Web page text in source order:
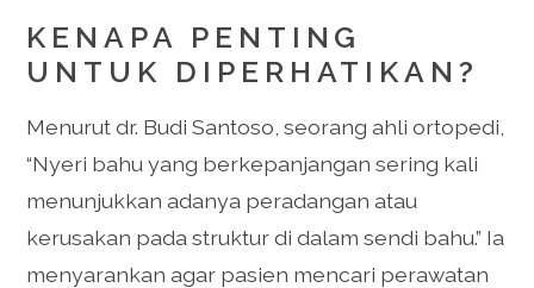
KENAPA PENTING
UNTUK DIPERHATIKAN?
Menurut dr. Budi Santoso, seorang ahli ortopedi,
“Nyeri bahu yang berkepanjangan sering kali
menunjukkan adanya peradangan atau
kerusakan pada struktur di dalam sendi bahu.” Ia
menyarankan agar pasien mencari perawatan